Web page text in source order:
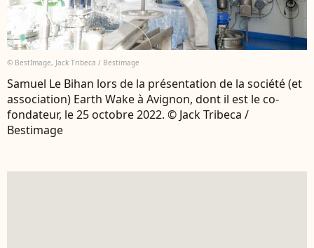
© BestImage, Jack Tribeca / Bestimage
Samuel Le Bihan lors de la présentation de la société (et
association) Earth Wake à Avignon, dont il est le co-
fondateur, le 25 octobre 2022. © Jack Tribeca /
Bestimage